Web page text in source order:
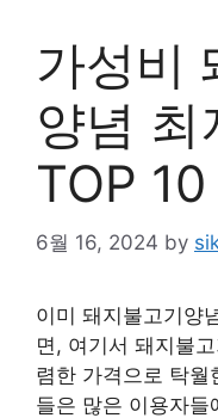
가성비
양념 최
TOP 10
6월 16, 2024 by
이미 돼지불고기양
면, 여기서 돼지불
렴한 가격으로 탁
들은 많은 이용자들